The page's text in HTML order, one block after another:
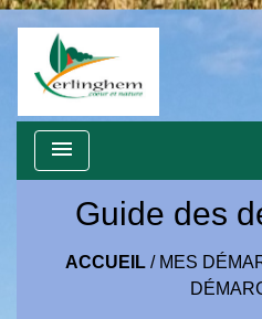
menu
Guide des
ACCUEIL / MES